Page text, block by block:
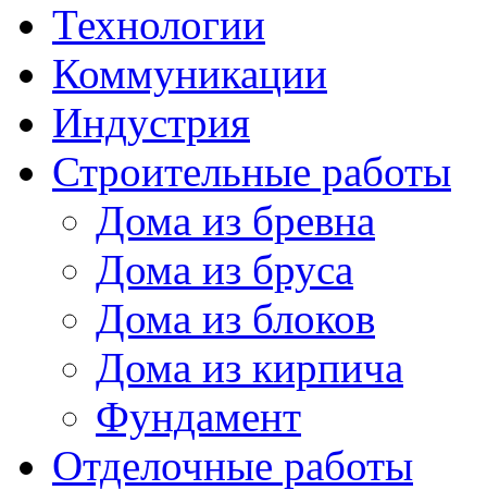
Технологии
Коммуникации
Индустрия
Строительные работы
Дома из бревна
Дома из бруса
Дома из блоков
Дома из кирпича
Фундамент
Отделочные работы